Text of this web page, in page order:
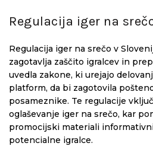
Regulacija iger na
Regulacija iger na srečo v
zagotavlja zaščito igralcev in
uvedla zakone, ki urejajo
platform, da bi zagotovila
posameznike. Te regulacije
oglaševanje iger na srečo, kar
promocijski materiali
potencialne igralce.